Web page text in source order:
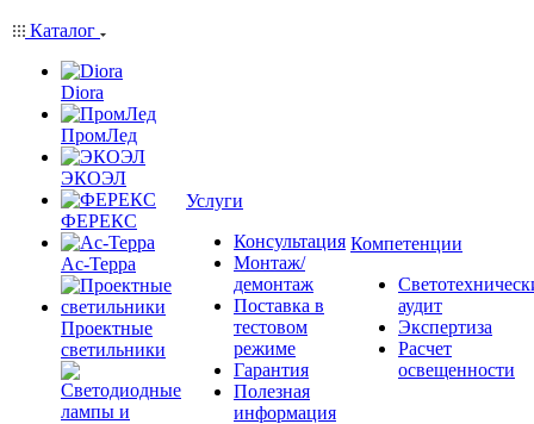
Каталог
Diora
ПромЛед
ЭКОЭЛ
ФЕРЕКС
Ас-Терра
Проектные
светильники
Услуги
Консультация
Монтаж/
демонтаж
Поставка в
тестовом
режиме
Гарантия
Полезная
информация
Компетенции
аудит
Экспертиза
Расчет
освещенности